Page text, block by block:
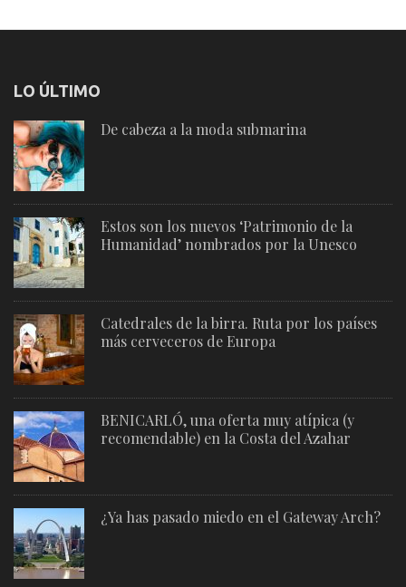
LO ÚLTIMO
De cabeza a la moda submarina
Estos son los nuevos ‘Patrimonio de la
Humanidad’ nombrados por la Unesco
Catedrales de la birra. Ruta por los países
más cerveceros de Europa
BENICARLÓ, una oferta muy atípica (y
recomendable) en la Costa del Azahar
¿Ya has pasado miedo en el Gateway Arch?